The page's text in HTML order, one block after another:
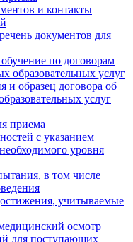
и контакты
документов для
по договорам
образовательных услуг
и образец договора об
услуг
приема
с указанием
уровня
в том числе
учитываемые
осмотр
для поступающих